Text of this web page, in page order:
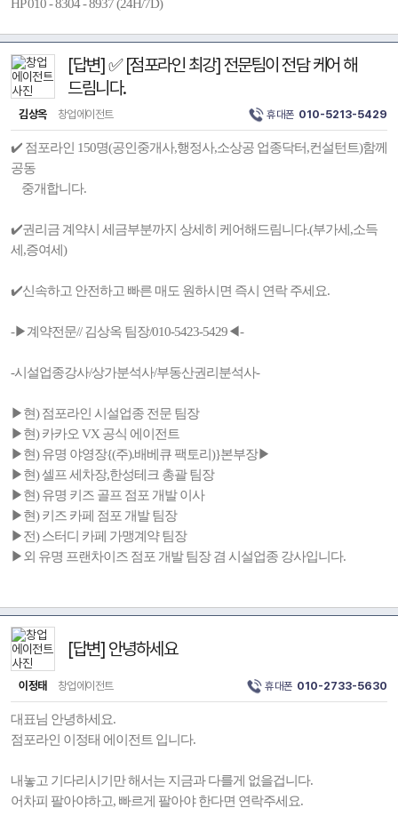
HP 010 - 8304 - 8937 (24H/7D)
[답변] ✅ [점포라인 최강] 전문팀이 전담 케어 해
드림니다.
김상옥 창업에이전트 휴대폰 010-5213-5429
✔️ 점포라인 150명(공인중개사,행정사,소상공 업종닥터,컨설턴트)함께
공동
중개합니다.
✔️권리금 계약시 세금부분까지 상세히 케어해드림니다.(부가세,소득
세,증여세)
✔️신속하고 안전하고 빠른 매도 원하시면 즉시 연락 주세요.
-▶계약전문// 김상옥 팀장/010-5423-5429◀-
-시설업종강사/상가분석사/부동산권리분석사-
▶현) 점포라인 시설업종 전문 팀장
▶현) 카카오 VX 공식 에이전트
▶현) 유명 야영장{(주).배베큐 팩토리)}본부장▶
▶현) 셀프 세차장,한성테크 총괄 팀장
▶현) 유명 키즈 골프 점포 개발 이사
▶현) 키즈 카페 점포 개발 팀장
▶전) 스터디 카페 가맹계약 팀장
▶외 유명 프랜차이즈 점포 개발 팀장 겸 시설업종 강사입니다.
[답변] 안녕하세요
이정태 창업에이전트 휴대폰 010-2733-5630
대표님 안녕하세요.
점포라인 이정태 에이전트 입니다.
내놓고 기다리시기만 해서는 지금과 다를게 없을겁니다.
어차피 팔아야하고, 빠르게 팔아야 한다면 연락주세요.